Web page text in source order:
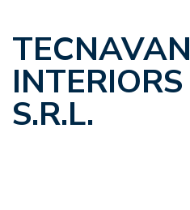
TECNAVAN
INTERIORS
S.R.L.